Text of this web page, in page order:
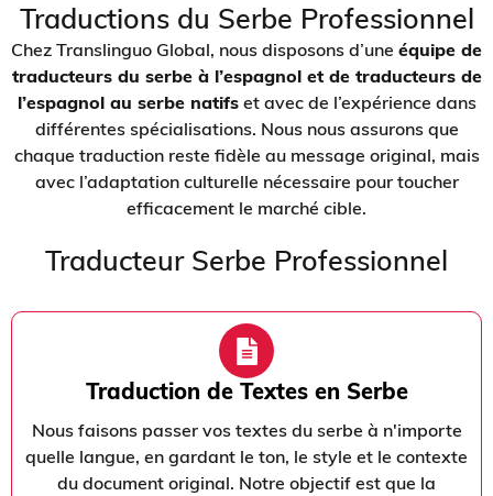
Traductions du Serbe Professionnel
Chez Translinguo Global, nous disposons d’une équipe de
traducteurs du serbe à l’espagnol et de traducteurs de
l’espagnol au serbe natifset avec de l’expérience dans
différentes spécialisations. Nous nous assurons que
chaque traduction reste fidèle au message original, mais
avec l’adaptation culturelle nécessaire pour toucher
efficacement le marché cible.
Traducteur Serbe Professionnel
Traduction de Textes en Serbe
Nous faisons passer vos textes du serbe à n'importe
quelle langue, en gardant le ton, le style et le contexte
du document original. Notre objectif est que la